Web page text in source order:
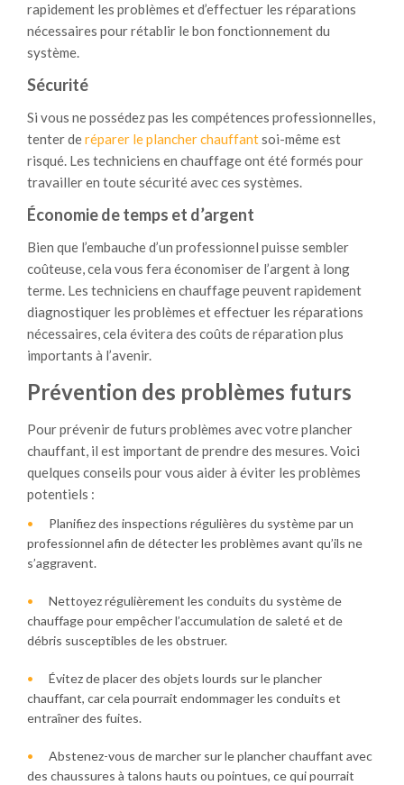
rapidement les problèmes et d’effectuer les réparations
nécessaires pour rétablir le bon fonctionnement du
système.
Sécurité
Si vous ne possédez pas les compétences professionnelles,
tenter deréparer le plancher chauffantsoi-même est
risqué. Les techniciens en chauffage ont été formés pour
travailler en toute sécurité avec ces systèmes.
Économie de temps et d’argent
Bien que l’embauche d’un professionnel puisse sembler
coûteuse, cela vous fera économiser de l’argent à long
terme. Les techniciens en chauffage peuvent rapidement
diagnostiquer les problèmes et effectuer les réparations
nécessaires, cela évitera des coûts de réparation plus
importants à l’avenir.
Prévention des problèmes futurs
Pour prévenir de futurs problèmes avec votre plancher
chauffant, il est important de prendre des mesures. Voici
quelques conseils pour vous aider à éviter les problèmes
potentiels :
Planifiez des inspections régulières du système par un
professionnel afin de détecter les problèmes avant qu’ils ne
s’aggravent.
Nettoyez régulièrement les conduits du système de
chauffage pour empêcher l’accumulation de saleté et de
débris susceptibles de les obstruer.
Évitez de placer des objets lourds sur le plancher
chauffant, car cela pourrait endommager les conduits et
entraîner des fuites.
Abstenez-vous de marcher sur le plancher chauffant avec
des chaussures à talons hauts ou pointues, ce qui pourrait